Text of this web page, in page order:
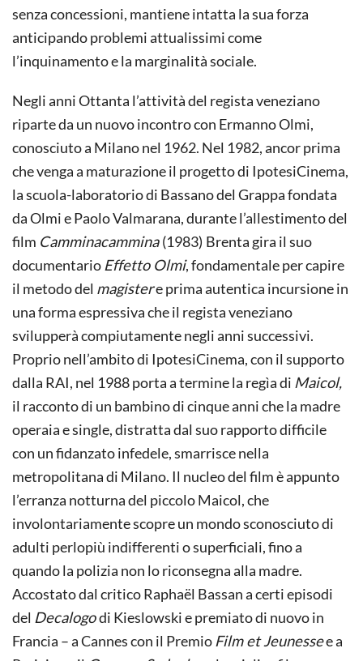
senza concessioni, mantiene intatta la sua forza
anticipando problemi attualissimi come
l’inquinamento e la marginalità sociale.
Negli anni Ottanta l’attività del regista veneziano
riparte da un nuovo incontro con Ermanno Olmi,
conosciuto a Milano nel 1962. Nel 1982, ancor prima
che venga a maturazione il progetto di IpotesiCinema,
la scuola-laboratorio di Bassano del Grappa fondata
da Olmi e Paolo Valmarana, durante l’allestimento del
film Camminacammina(1983) Brenta gira il suo
documentario Effetto Olmi, fondamentale per capire
il metodo del magistere prima autentica incursione in
una forma espressiva che il regista veneziano
svilupperà compiutamente negli anni successivi.
Proprio nell’ambito di IpotesiCinema, con il supporto
dalla RAI, nel 1988 porta a termine la regìa di Maicol,
il racconto di un bambino di cinque anni che la madre
operaia e single, distratta dal suo rapporto difficile
con un fidanzato infedele, smarrisce nella
metropolitana di Milano. Il nucleo del film è appunto
l’erranza notturna del piccolo Maicol, che
involontariamente scopre un mondo sconosciuto di
adulti perlopiù indifferenti o superficiali, fino a
quando la polizia non lo riconsegna alla madre.
Accostato dal critico Raphaël Bassan a certi episodi
del Decalogodi Kieslowski e premiato di nuovo in
Francia – a Cannes con il Premio Film et Jeunessee a